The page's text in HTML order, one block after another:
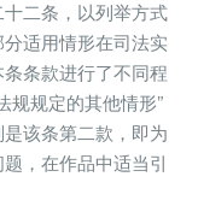
二条，以列举方式
适用情形在司法实
条款进行了不同程
规规定的其他情形”
该条第二款，即为
，在作品中适当引